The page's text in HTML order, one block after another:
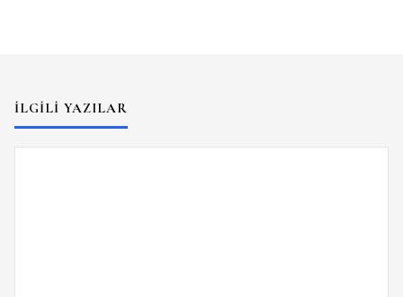
İLGILI YAZILAR